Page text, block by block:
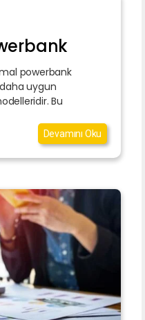
powerbank
uygun
Bu
Devamını Oku